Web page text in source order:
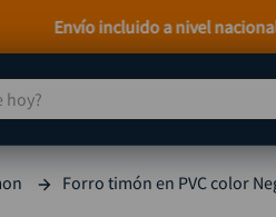
Envío incluido a nivel
Forro timón en PVC color
TÉRMINOS MÁS BUSCADOS
taladro